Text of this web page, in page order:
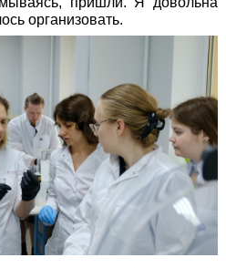
организовать.